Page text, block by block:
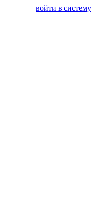
войти в систему